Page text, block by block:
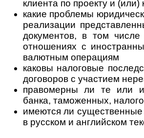
клиента по проекту и
какие проблемы
реализации
документов, в том числе
отношениях с
валютным операциям
каковы налоговые
договоров с участием
правомерны ли те или
банка, таможенных,
имеются ли
в русском и английском